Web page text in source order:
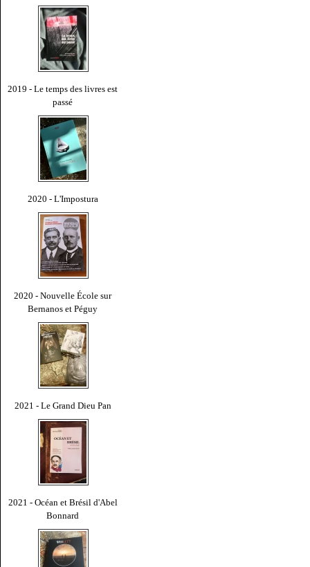
2019 - Le temps des livres est
passé
2020 - L'Impostura
2020 - Nouvelle École sur
Bernanos et Péguy
2021 - Le Grand Dieu Pan
2021 - Océan et Brésil d'Abel
Bonnard